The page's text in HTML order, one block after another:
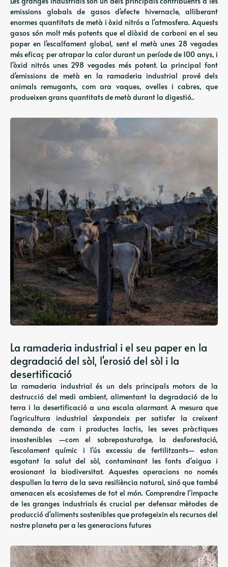
emissions globals de gasos d'efecte hivernacle, alliberant
enormes quantitats de metà i òxid nitrós a l'atmosfera. Aquests
gasos són molt més potents que el diòxid de carboni en el seu
paper en l'escalfament global, sent el metà unes 28 vegades
més eficaç per atrapar la calor durant un període de 100 anys, i
l'òxid nitrós unes 298 vegades més potent. La principal font
d'emissions de metà en la ramaderia industrial prové dels
animals remugants, com ara vaques, ovelles i cabres, que
produeixen grans quantitats de metà durant la digestió..
La ramaderia industrial i el seu paper en la
degradació del sòl, l'erosió del sòl i la
desertificació
La ramaderia industrial és un dels principals motors de la
destrucció del medi ambient, alimentant la degradació de la
terra i la desertificació a una escala alarmant. A mesura que
l'agricultura industrial s'expandeix per satisfer la creixent
demanda de carn i productes lactis, les seves pràctiques
insostenibles —com el sobrepasturatge, la desforestació,
l'escolament químic i l'ús excessiu de fertilitzants— estan
esgotant la salut del sòl, contaminant les fonts d'aigua i
erosionant la biodiversitat. Aquestes operacions no només
despullen la terra de la seva resiliència natural, sinó que també
amenacen els ecosistemes de tot el món. Comprendre l'impacte
de les granges industrials és crucial per defensar mètodes de
producció d'aliments sostenibles que protegeixin els recursos del
nostre planeta per a les generacions futures